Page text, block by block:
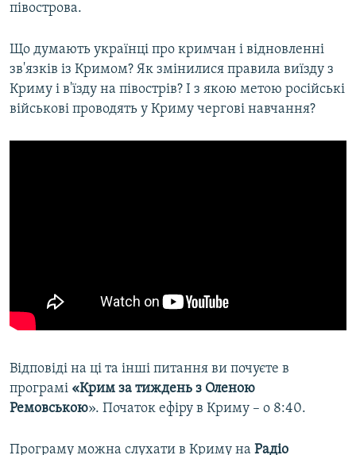
півострова.
Що думають українці про кримчан і відновленні
зв'язків із Кримом? Як змінилися правила виїзду з
Криму і в'їзду на півострів? І з якою метою російські
військові проводять у Криму чергові навчання?
Відповіді на ці та інші питання ви почуєте в
програмі «Крим за тиждень з Оленою
Ремовською». Початок ефіру в Криму – о 8:40.
Програму можна слухати в Криму на Радіо